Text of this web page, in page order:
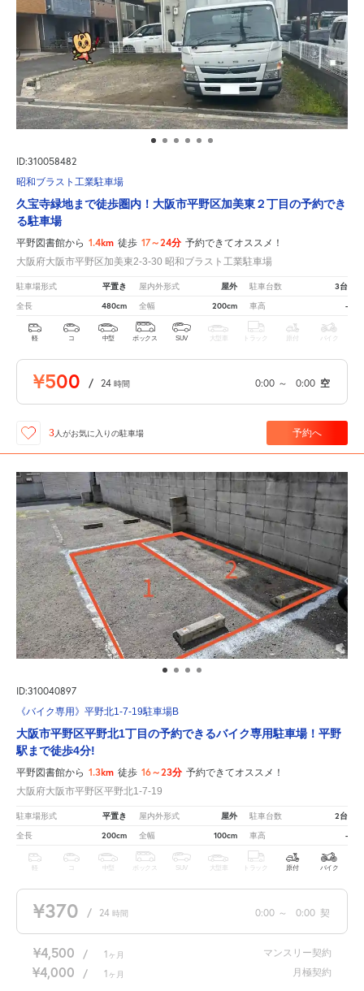
ID:310058482
昭和ブラスト工業駐車場
久宝寺緑地まで徒歩圏内！大阪市平野区加美東２丁目の予約でき
る駐車場
平野図書館から 1.4km 徒歩 17～24分 予約できてオススメ！
大阪府大阪市平野区加美東2-3-30 昭和ブラスト工業駐車場
駐車場形式 平置き 屋内外形式 屋外 駐車台数 3台
全長 480cm 全幅 200cm 車高 -
軽 コ 中型 ボックス SUV 大型車 トラック 原付 バイク
¥500 / 24 時間 0:00 ～ 0:00 空
3 人がお気に入りの駐車場 予約へ
ID:310040897
《バイク専用》平野北1-7-19駐車場B
大阪市平野区平野北1丁目の予約できるバイク専用駐車場！平野
駅まで徒歩4分!
平野図書館から 1.3km 徒歩 16～23分 予約できてオススメ！
大阪府大阪市平野区平野北1-7-19
駐車場形式 平置き 屋内外形式 屋外 駐車台数 2台
全長 200cm 全幅 100cm 車高 -
軽 中型 ボックス SUV 大型車 トラック 原付 バイク
¥370 / 24 時間 0:00 ～ 0:00 契
¥4,500 / 1 ヶ月 マンスリー契約
¥4,000 / 1 ヶ月 月極契約